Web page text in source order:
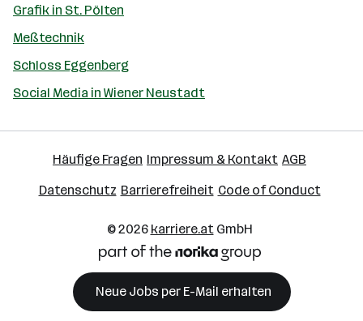
Grafik in St. Pölten
Meßtechnik
Schloss Eggenberg
Social Media in Wiener Neustadt
Häufige Fragen Impressum & Kontakt AGB
Datenschutz Barrierefreiheit Code of Conduct
© 2026 karriere.atGmbH
Neue Jobs per E-Mail erhalten